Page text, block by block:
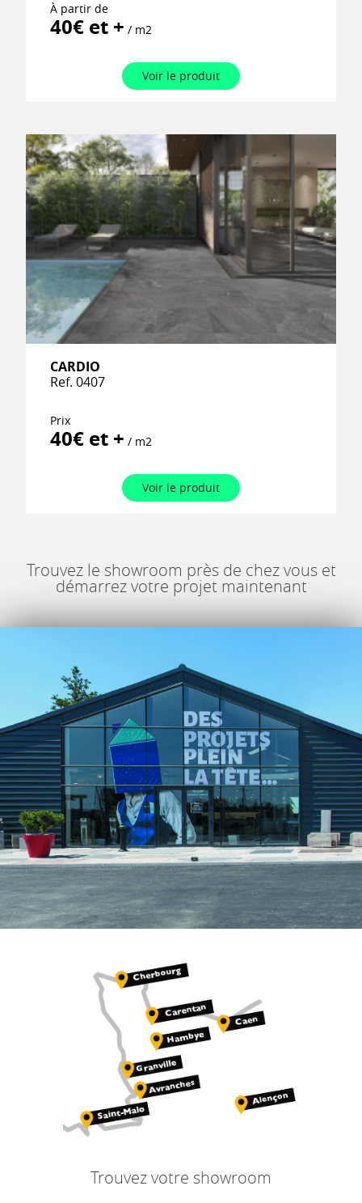
À partir de
40€ et + / m2
Voir le produit
CARDIO
Ref. 0407
Prix
40€ et + / m2
Voir le produit
Trouvez le showroom près de chez vous et
démarrez votre projet maintenant
Trouvez votre showroom